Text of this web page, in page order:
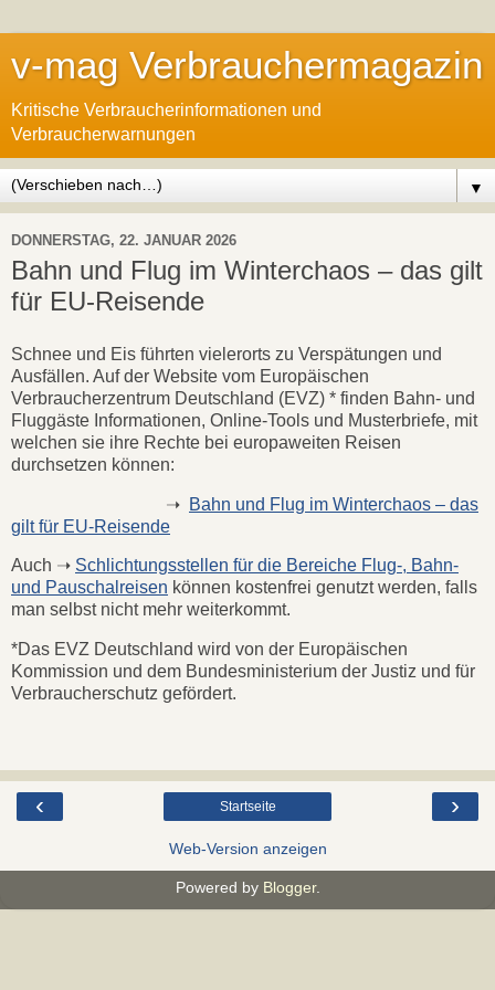
v-mag Verbrauchermagazin
Kritische Verbraucherinformationen und
Verbraucherwarnungen
▼
DONNERSTAG, 22. JANUAR 2026
Bahn und Flug im Winterchaos – das gilt
für EU-Reisende
Schnee und Eis führten vielerorts zu Verspätungen und
Ausfällen. Auf der Website vom Europäischen
Verbraucherzentrum Deutschland (EVZ) * finden Bahn- und
Fluggäste Informationen, Online-Tools und Musterbriefe, mit
welchen sie ihre Rechte bei europaweiten Reisen
durchsetzen können:
➝ Bahn und Flug im Winterchaos – das
gilt für EU-Reisende
Auch ➝ Schlichtungsstellen für die Bereiche Flug-, Bahn-
und Pauschalreisen können kostenfrei genutzt werden, falls
man selbst nicht mehr weiterkommt.
*Das EVZ Deutschland wird von der Europäischen
Kommission und dem Bundesministerium der Justiz und für
Verbraucherschutz gefördert.
‹ ›
Startseite
Web-Version anzeigen
Powered by Blogger.